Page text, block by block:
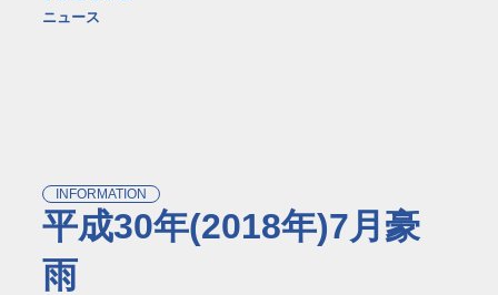
ニュース
INFORMATION
平成30年(2018年)7月豪
雨